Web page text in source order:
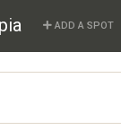
ADD A SPOT